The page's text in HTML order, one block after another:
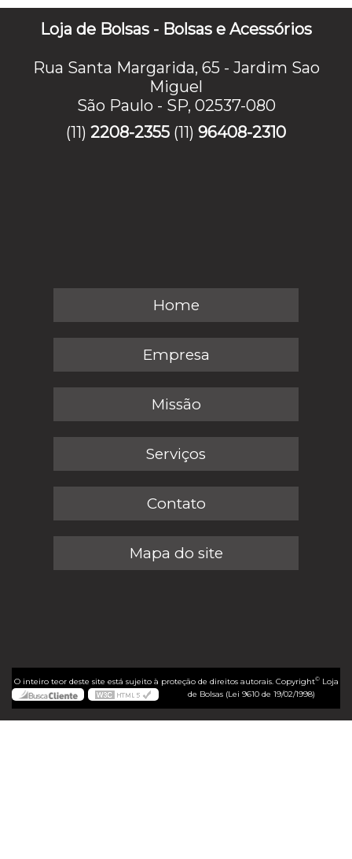
Loja de Bolsas - Bolsas e Acessórios
Rua Santa Margarida, 65 - Jardim Sao
Miguel
São Paulo - SP, 02537-080
(11) 2208-2355 (11) 96408-2310
Home
Empresa
Missão
Serviços
Contato
Mapa do site
O inteiro teor deste site está sujeito à proteção de direitos autorais. Copyright©Loja
de Bolsas (Lei 9610 de 19/02/1998)